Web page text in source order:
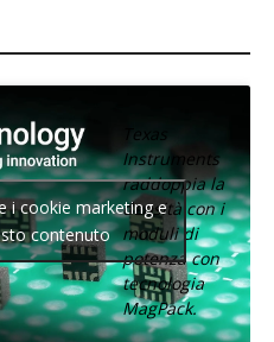
Texas
Instruments
raddoppia la
densità con i
moduli di
potenza con
tecnologia
MagPack.
i cookie marketing e
contenuto